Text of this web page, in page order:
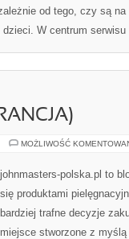
od tego, czy są na
dzieci. W centrum
MOŻLIWOŚĆ
johnmasters-polska.pl to
się produktami
bardziej trafne decyzje
miejsce stworzone z